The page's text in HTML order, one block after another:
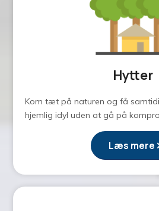
Hytter
Kom tæt på naturen og få
hjemlig idyl uden at gå på
Læs mere